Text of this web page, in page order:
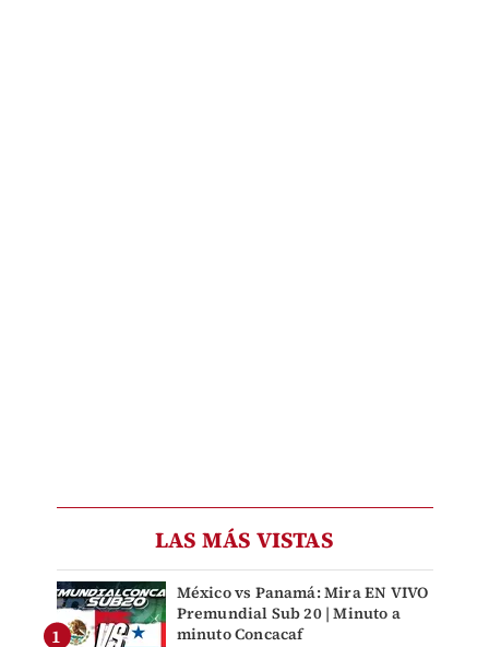
LAS MÁS VISTAS
México vs Panamá: Mira EN VIVO
Premundial Sub 20 | Minuto a
minuto Concacaf